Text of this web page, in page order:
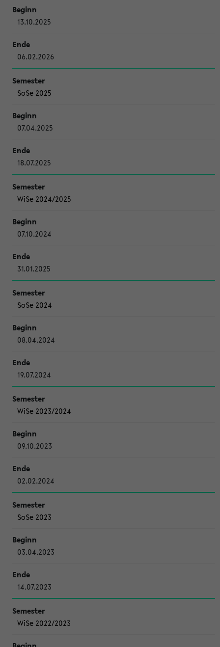
13.10.2025
06.02.2026
SoSe 2025
07.04.2025
18.07.2025
WiSe 2024/2025
07.10.2024
31.01.2025
SoSe 2024
08.04.2024
19.07.2024
WiSe 2023/2024
09.10.2023
02.02.2024
SoSe 2023
03.04.2023
14.07.2023
WiSe 2022/2023